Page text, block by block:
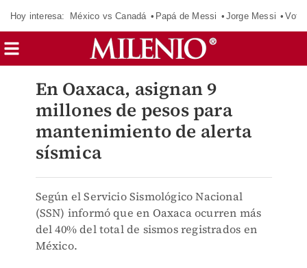
Hoy interesa: México vs Canadá Papá de Messi Jorge Messi
En Oaxaca, asignan 9
millones de pesos para
mantenimiento de alerta
sísmica
Según el Servicio Sismológico Nacional
(SSN) informó que en Oaxaca ocurren más
del 40% del total de sismos registrados en
México.